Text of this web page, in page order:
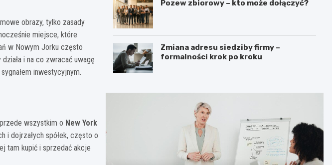
obrazy, tylko zasady
miejsce, które
w Nowym Jorku często
i na co zwracać uwagę
inwestycyjnym.
wszystkim o New York
i dojrzałych spółek, często o
tam kupić i sprzedać akcje
Pozew zbiorowy – kto może dołączyć?
Zmiana adresu siedziby firmy –
formalności krok po kroku